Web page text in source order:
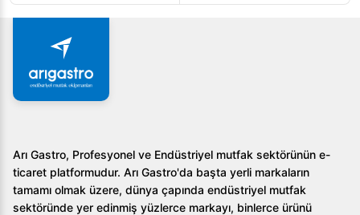
Arı Gastro, Profesyonel ve Endüstriyel mutfak sektörünün e-
ticaret platformudur. Arı Gastro'da başta yerli markaların
tamamı olmak üzere, dünya çapında endüstriyel mutfak
sektöründe yer edinmiş yüzlerce markayı, binlerce ürünü